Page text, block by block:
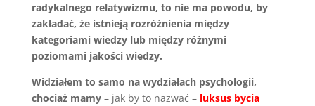
radykalnego relatywizmu, to nie ma powodu, by
zakładać, że istnieją rozróżnienia między
kategoriami wiedzy lub między różnymi
poziomami jakości wiedzy.
Widziałem to samo na wydziałach psychologii,
chociaż mamy– jak by to nazwać – luksus bycia